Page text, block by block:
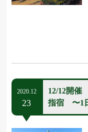
2020.12
23
12/12開催
指宿 〜1